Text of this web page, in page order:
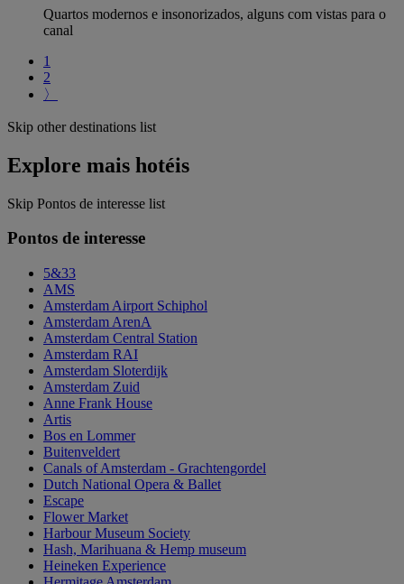
Quartos modernos e insonorizados, alguns com vistas para o
canal
1
2
〉
Skip other destinations list
Explore mais hotéis
Skip Pontos de interesse list
Pontos de interesse
5&33
AMS
Amsterdam Airport Schiphol
Amsterdam ArenA
Amsterdam Central Station
Amsterdam RAI
Amsterdam Sloterdijk
Amsterdam Zuid
Anne Frank House
Artis
Bos en Lommer
Buitenveldert
Canals of Amsterdam - Grachtengordel
Dutch National Opera & Ballet
Escape
Flower Market
Harbour Museum Society
Hash, Marihuana & Hemp museum
Heineken Experience